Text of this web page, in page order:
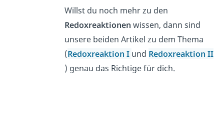
Willst du noch mehr zu den
Redoxreaktionen wissen, dann sind
unsere beiden Artikel zu dem Thema
(Redoxreaktion I und Redoxreaktion II
) genau das Richtige für dich.